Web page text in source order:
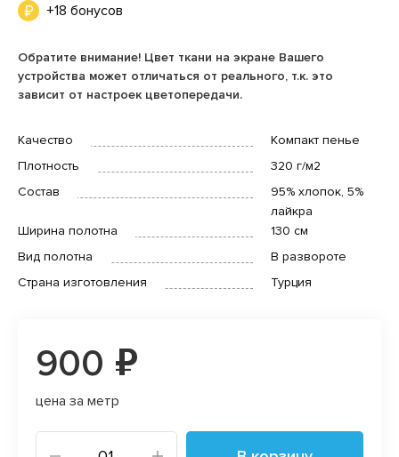
+18 бонусов
Обратите внимание! Цвет ткани на экране Вашего
устройства может отличаться от реального, т.к. это
зависит от настроек цветопередачи.
Качество
Компакт пенье
Плотность
320 г/м2
Состав
95% хлопок, 5%
лайкра
Ширина полотна
130 см
Вид полотна
В развороте
Страна изготовления
Турция
900 ₽
цена за метр